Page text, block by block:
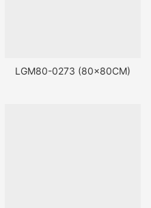
LGM80-0273 (80x80CM)